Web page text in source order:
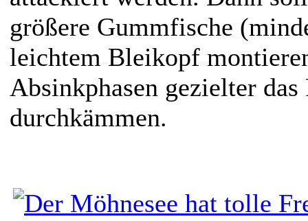
größere Gummfische
leichtem Bleikopf
Absinkphasen gezielter das
durchkämmen.